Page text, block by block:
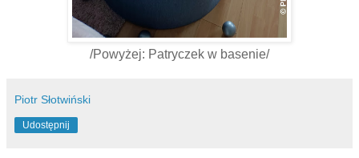
/Powyżej: Patryczek w basenie/
Piotr Słotwiński
Udostępnij